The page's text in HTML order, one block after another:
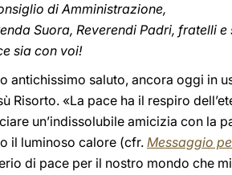
di Amministrazione,
Suora, Reverendi Padri, fratelli e
sia con voi!
antichissimo saluto, ancora oggi in
Risorto. «La pace ha il respiro
un’indissolubile amicizia con la
il luminoso calore (cfr. Messaggio
di pace per il nostro mondo che